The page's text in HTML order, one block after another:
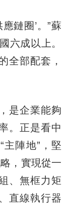
鏈圈’。”蘇
六成以上。
全部配套，
是企業能夠
。正是看中
陣地”，堅
，實現從一
、無框力矩
直線執行器